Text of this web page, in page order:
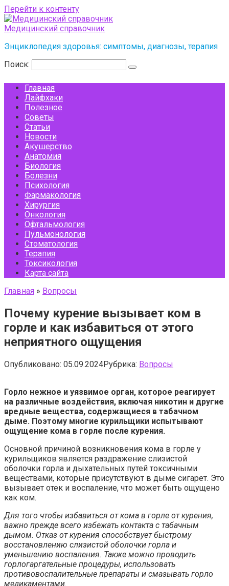
Перейти к контенту
Медицинский справочник
Энциклопедия здоровья: симптомы, диагнозы, терапия
Поиск:
Главная
Лайфхаки
Полезное
Советы
Статьи
Новости
Акушерство
Анатомия
Биология
Болезни
Психология
Фармакология
Хирургия
Онкология
Офтальмология
Пульмонология
Стоматология
Терапия
Токсикология
Карта сайта
Главная » Вопросы
Почему курение вызывает ком в
горле и как избавиться от этого
неприятного ощущения
Опубликовано: 05.09.2024Рубрика: Вопросы
Горло нежное и уязвимое орган, которое реагирует
на различные воздействия, включая никотин и другие
вредные вещества, содержащиеся в табачном
дыме. Поэтому многие курильщики испытывают
ощущение кома в горле после курения.
Основной причиной возникновения кома в горле у
курильщиков является раздражение слизистой
оболочки горла и дыхательных путей токсичными
веществами, которые присутствуют в дыме сигарет. Это
вызывает отек и воспаление, что может быть ощущено
как ком.
Для того чтобы избавиться от кома в горле от курения,
важно прежде всего избежать контакта с табачным
дымом. Отказ от курения способствует быстрому
восстановлению слизистой оболочки горла и
уменьшению воспаления. Также можно проводить
горлогаргательные процедуры, использовать
противовоспалительные препараты и смазывать горло
медикаментами.